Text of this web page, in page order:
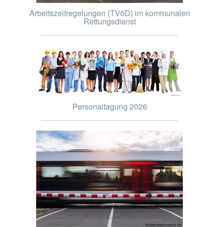
Arbeitszeitregelungen (TVöD) im kommunalen
Rettungsdienst
Personaltagung 2026